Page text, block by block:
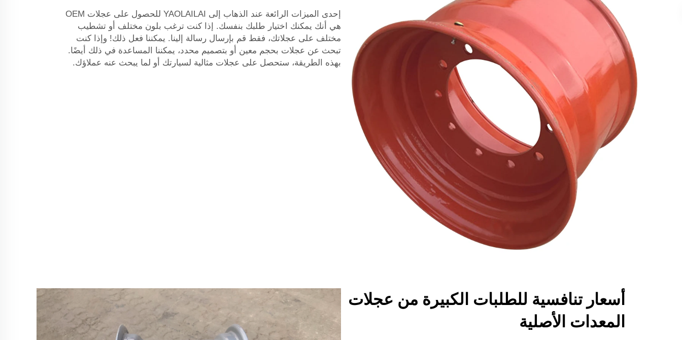
إحدى الميزات الرائعة عند الذهاب إلى YAOLAILAI للحصول على عجلات OEM
هي أنك يمكنك اختيار طلبك بنفسك. إذا كنت ترغب بلون مختلف أو تشطيب
مختلف على عجلاتك، فقط قم بإرسال رسالة إلينا. يمكننا فعل ذلك! وإذا كنت
تبحث عن عجلات بحجم معين أو بتصميم محدد، يمكننا المساعدة في ذلك أيضًا.
بهذه الطريقة، ستحصل على عجلات مثالية لسيارتك أو لما يبحث عنه عملاؤك.
أسعار تنافسية للطلبات الكبيرة من عجلات
المعدات الأصلية